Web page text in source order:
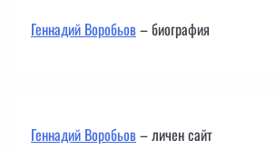
Геннадий Воробьов– биография
Геннадий Воробьов– личен сайт